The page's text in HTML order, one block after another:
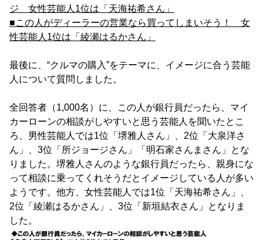
ジ 女性芸能人1位は「天海祐希さん」
■この人がディーラーの営業なら買ってしまいそう！ 女
性芸能人1位は「綾瀬はるかさん」
最後に、“クルマの購入”をテーマに、イメージに合う芸能
人について質問しました。
全回答者（1,000名）に、この人が銀行員だったら、マイ
カーローンの相談がしやすいと思う芸能人を聞いたとこ
ろ、男性芸能人では1位「堺雅人さん」、2位「大泉洋さ
ん」、3位「所ジョージさん」「明石家さんまさん」とな
りました。堺雅人さんのような銀行員だったら、親身にな
って相談に乗ってくれそうだとイメージしている人が多い
ようです。他方、女性芸能人では1位「天海祐希さん」、
2位「綾瀬はるかさん」、3位「新垣結衣さん」となりま
した。